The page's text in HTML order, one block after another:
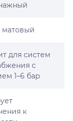
для систем
с
1–6 бар
к